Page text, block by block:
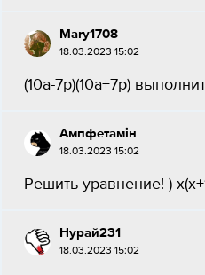
Mary1708
18.03.2023 15:02
(10a-7p)(10a+7p)
Ампфетамін
18.03.2023 15:02
Решить уравнение! )
Нурай231
18.03.2023 15:02